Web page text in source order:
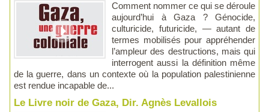
Comment nommer ce qui se déroule
aujourd’hui à Gaza ? Génocide,
culturicide, futuricide, — autant de
termes mobilisés pour appréhender
l’ampleur des destructions, mais qui
interrogent aussi la définition même
de la guerre, dans un contexte où la population palestinienne
est rendue incapable de...
Le Livre noir de Gaza, Dir. Agnès Levallois